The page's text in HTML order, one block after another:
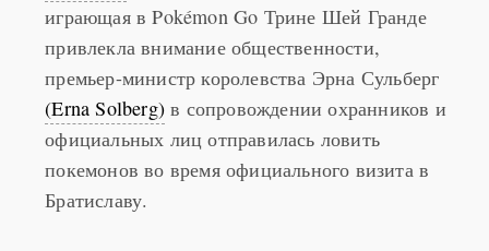
играющая в Pokémon Go Трине Шей Гранде
привлекла внимание общественности,
премьер-министр королевства Эрна Сульберг
(Erna Solberg) в сопровождении охранников и
официальных лиц отправилась ловить
покемонов во время официального визита в
Братиславу.